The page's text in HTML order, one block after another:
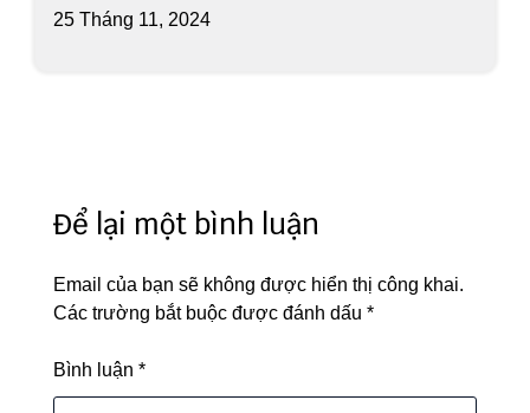
25 Tháng 11, 2024
Để lại một bình luận
Email của bạn sẽ không được hiển thị công khai.
Các trường bắt buộc được đánh dấu *
Bình luận *